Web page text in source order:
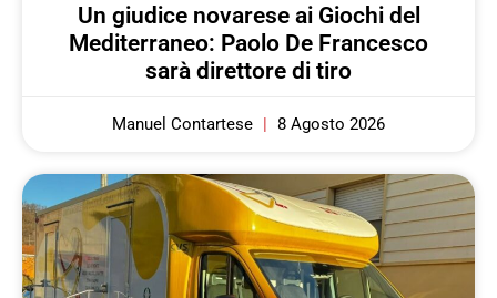
Un giudice novarese ai Giochi del
Mediterraneo: Paolo De Francesco
sarà direttore di tiro
Manuel Contartese 8 Agosto 2026